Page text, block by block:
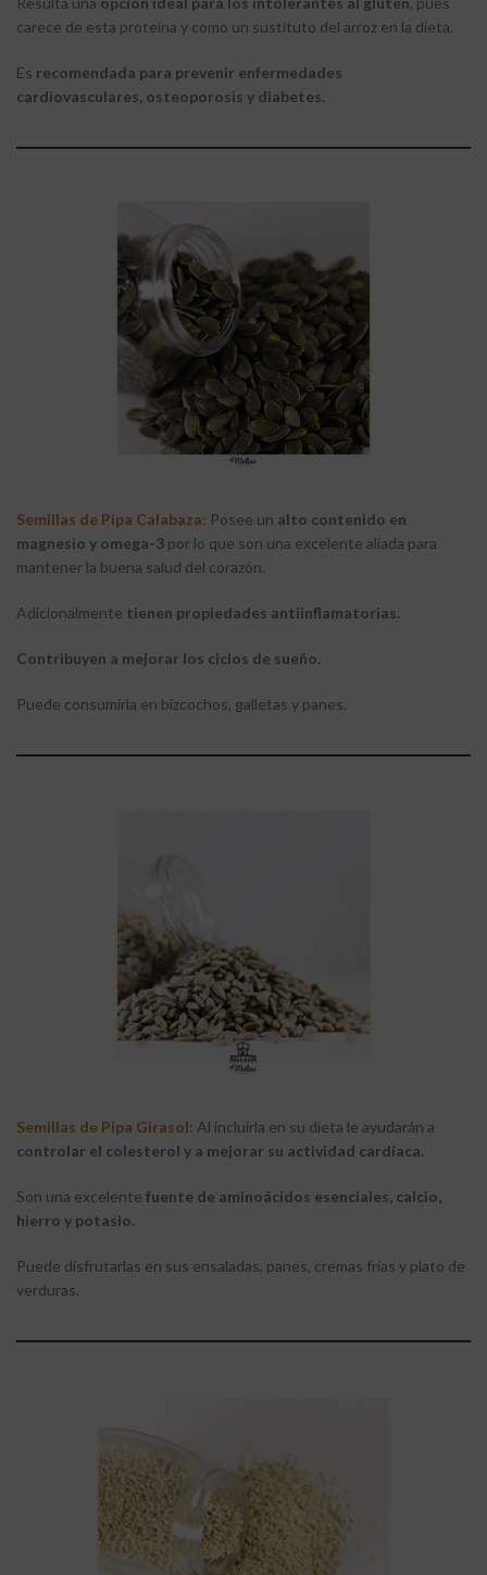
carece de esta proteína y como un sustituto del arroz en la dieta.
Es recomendada para prevenir enfermedades
cardiovasculares, osteoporosis y diabetes.
Semillas de Pipa Calabaza: Posee un alto contenido en
magnesio y omega-3 por lo que son una excelente aliada para
mantener la buena salud del corazón.
Adicionalmente tienen propiedades antiinflamatorias.
Contribuyen a mejorar los ciclos de sueño.
Puede consumirla en bizcochos, galletas y panes.
Semillas de Pipa Girasol: Al incluirla en su dieta le ayudarán a
controlar el colesterol y a mejorar su actividad cardíaca.
Son una excelente fuente de aminoácidos esenciales, calcio,
hierro y potasio.
Puede disfrutarlas en sus ensaladas, panes, cremas frías y plato de
verduras.